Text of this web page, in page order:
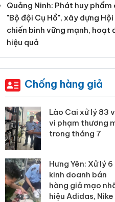
Quảng Ninh: Phát huy phẩm
"Bộ đội Cụ Hồ", xây dựng Hội
chiến binh vững mạnh, hoạt
hiệu quả
Chống hàng giả
Lào Cai xử lý 83
vi phạm thương
trong tháng 7
Hưng Yên: Xử lý 6
kinh doanh bán
hàng giả mạo
hiệu Adidas, Nike